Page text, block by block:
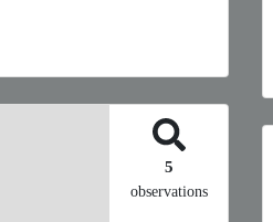
5
observations